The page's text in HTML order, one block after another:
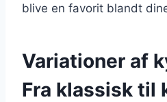
blive en favorit blandt
Variationer af
Fra klassisk til